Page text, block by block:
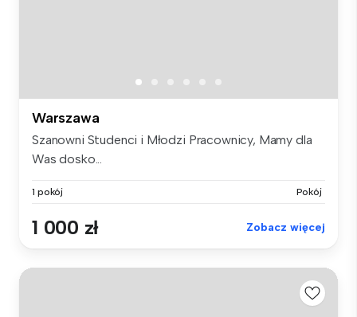
Warszawa
Szanowni Studenci i Młodzi Pracownicy, Mamy dla
Was dosko...
1 pokój Pokój
1 000 zł Zobacz więcej